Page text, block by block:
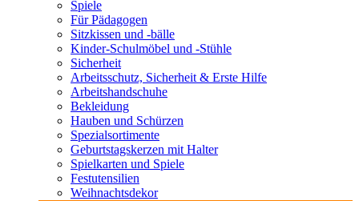
Spiele
Für Pädagogen
Sitzkissen und -bälle
Kinder-Schulmöbel und -Stühle
Sicherheit
Arbeitsschutz, Sicherheit & Erste Hilfe
Arbeitshandschuhe
Bekleidung
Hauben und Schürzen
Spezialsortimente
Geburtstagskerzen mit Halter
Spielkarten und Spiele
Festutensilien
Weihnachtsdekor